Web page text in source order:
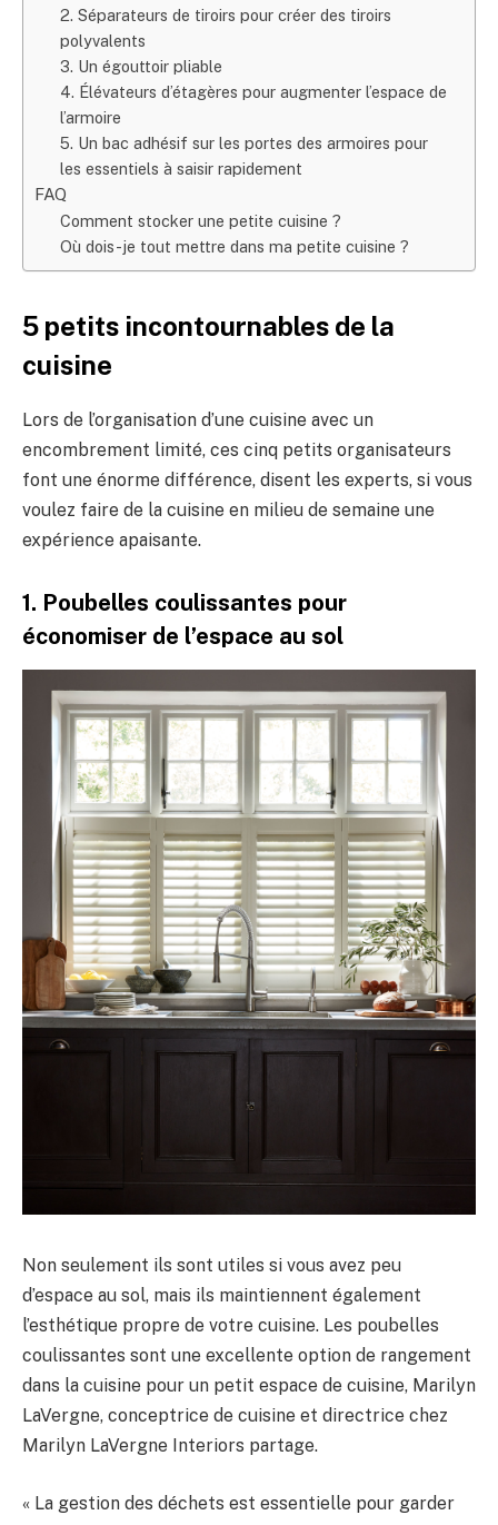
2. Séparateurs de tiroirs pour créer des tiroirs
polyvalents
3. Un égouttoir pliable
4. Élévateurs d’étagères pour augmenter l’espace de
l’armoire
5. Un bac adhésif sur les portes des armoires pour
les essentiels à saisir rapidement
FAQ
Comment stocker une petite cuisine ?
Où dois-je tout mettre dans ma petite cuisine ?
5 petits incontournables de la
cuisine
Lors de l’organisation d’une cuisine avec un
encombrement limité, ces cinq petits organisateurs
font une énorme différence, disent les experts, si vous
voulez faire de la cuisine en milieu de semaine une
expérience apaisante.
1. Poubelles coulissantes pour
économiser de l’espace au sol
Non seulement ils sont utiles si vous avez peu
d’espace au sol, mais ils maintiennent également
l’esthétique propre de votre cuisine. Les poubelles
coulissantes sont une excellente option de rangement
dans la cuisine pour un petit espace de cuisine, Marilyn
LaVergne, conceptrice de cuisine et directrice chez
Marilyn LaVergne Interiors partage.
« La gestion des déchets est essentielle pour garder